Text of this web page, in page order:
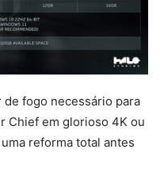
fogo necessário para
Chief em glorioso 4K ou
reforma total antes